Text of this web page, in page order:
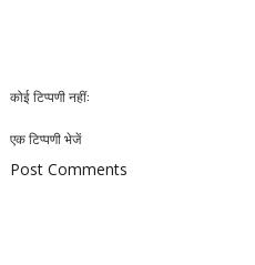
कोई टिप्पणी नहीं:
एक टिप्पणी भेजें
Post Comments